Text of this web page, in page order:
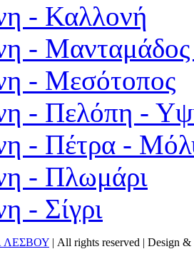
- Καλλονή
- Μανταμάδος
- Μεσότοπος
- Πελόπη -
- Πέτρα -
- Πλωμάρι
- Σίγρι
ΛΕΣΒΟΥ | All rights reserved | Design &